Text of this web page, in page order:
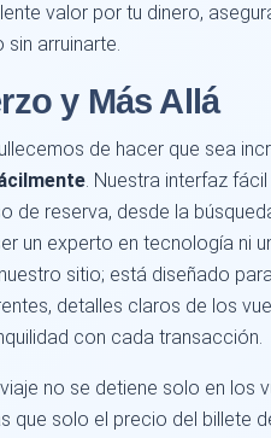
valor por tu dinero,
arruinarte.
y Más Allá
de hacer que sea
. Nuestra interfaz
de reserva, desde la
un experto en tecnología ni
sitio; está diseñado
detalles claros de los
con cada transacción.
no se detiene solo en los
que solo el precio del billete